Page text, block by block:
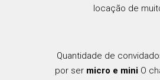
locação de
Quantidade de
por ser micro e miniO